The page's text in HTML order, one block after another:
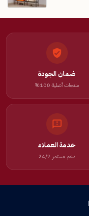
ضمان الجودة
منتجات أصلية 100%
خدمة العملاء
دعم مستمر 24/7